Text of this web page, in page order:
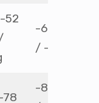
52
-60 / -66
/ -73 kg
-81 / -90